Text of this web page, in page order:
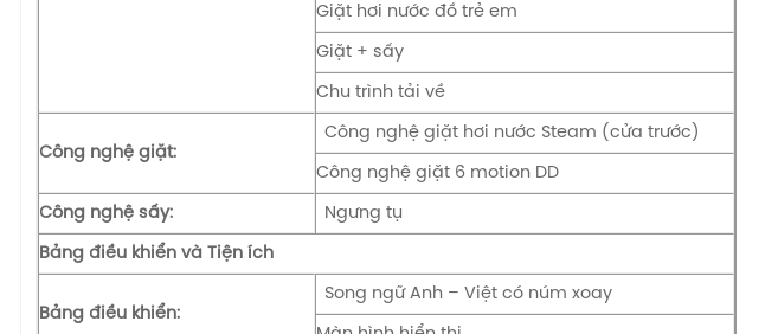
Giặt hơi nước đồ trẻ em
Giặt + sấy
Chu trình tải về
Công nghệ giặt:
Công nghệ giặt hơi nước Steam (cửa trước)
Công nghệ giặt 6 motion DD
Công nghệ sấy: Ngưng tụ
Bảng điều khiển và Tiện ích
Bảng điều khiển:
Song ngữ Anh – Việt có núm xoay